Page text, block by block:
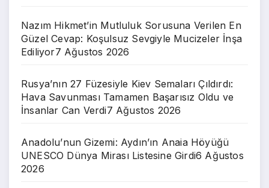
Nazım Hikmet’in Mutluluk Sorusuna Verilen En
Güzel Cevap: Koşulsuz Sevgiyle Mucizeler İnşa
Ediliyor7 Ağustos 2026
Rusya’nın 27 Füzesiyle Kiev Semaları Çıldırdı:
Hava Savunması Tamamen Başarısız Oldu ve
İnsanlar Can Verdi7 Ağustos 2026
Anadolu’nun Gizemi: Aydın’ın Anaia Höyüğü
UNESCO Dünya Mirası Listesine Girdi6 Ağustos
2026